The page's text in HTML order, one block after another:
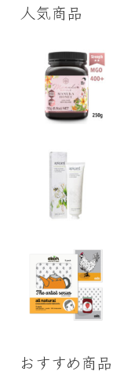
人気商品
おすすめ商品